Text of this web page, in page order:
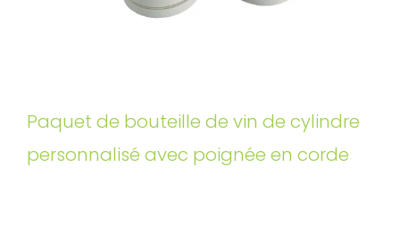
Paquet de bouteille de vin de cylindre
personnalisé avec poignée en corde